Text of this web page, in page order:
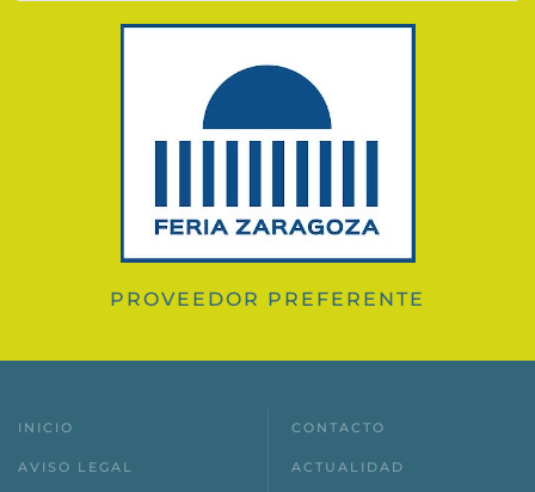
PROVEEDOR PREFERENTE
INICIO
AVISO LEGAL
CONTACTO
ACTUALIDAD